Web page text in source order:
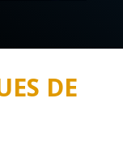
DE